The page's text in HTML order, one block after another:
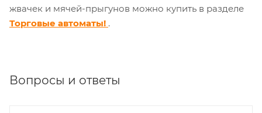
жвачек и мячей-прыгунов можно купить в разделе
Торговые автоматы! .
Вопросы и ответы